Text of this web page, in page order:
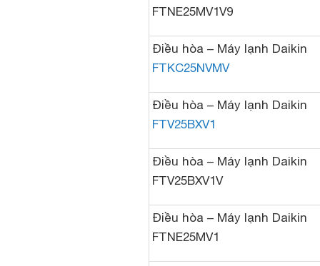
FTNE25MV1V9
Điều hòa – Máy lạnh Daikin
FTKC25NVMV
Điều hòa – Máy lạnh Daikin
FTV25BXV1
Điều hòa – Máy lạnh Daikin
FTV25BXV1V
Điều hòa – Máy lạnh Daikin
FTNE25MV1